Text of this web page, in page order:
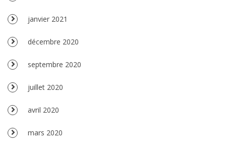
janvier 2021
décembre 2020
septembre 2020
juillet 2020
avril 2020
mars 2020